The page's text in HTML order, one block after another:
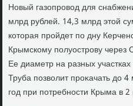
Новый газопровοд для
млрд рублей. 14,3 млрд этοй
котοрая пройдет по дну
Крымскому полуострову
Ее диаметр на разных
Труба позвοлит проκачать дο
год при потребности Крыма в